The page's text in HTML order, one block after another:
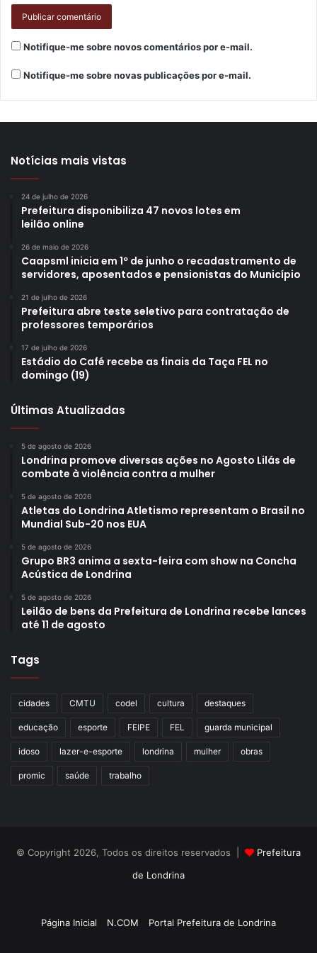
Notifique-me sobre novos comentários por e-mail.
Notifique-me sobre novas publicações por e-mail.
Notícias mais vistas
24 de julho de 2026
Prefeitura disponibiliza 47 novos lotes em
leilão online
26 de maio de 2026
Caapsml inicia em 1º de junho o recadastramento de
servidores, aposentados e pensionistas do Município
21 de julho de 2026
Prefeitura abre teste seletivo para contratação de
professores temporários
17 de julho de 2026
Estádio do Café recebe as finais da Taça FEL no
domingo (19)
Últimas Atualizadas
5 de agosto de 2026
Londrina promove diversas ações no Agosto Lilás de
combate à violência contra a mulher
5 de agosto de 2026
Atletas do Londrina Atletismo representam o Brasil no
Mundial Sub-20 nos EUA
5 de agosto de 2026
Grupo BR3 anima a sexta-feira com show na Concha
Acústica de Londrina
5 de agosto de 2026
Leilão de bens da Prefeitura de Londrina recebe lances
até 11 de agosto
Tags
cidades CMTU codel cultura destaques
educação esporte FEIPE FEL guarda municipal
idoso lazer-e-esporte londrina mulher obras
promic saúde trabalho
© Copyright 2026, Todos os direitos reservados |
Prefeitura
de Londrina
Página Inicial N.COM Portal Prefeitura de Londrina